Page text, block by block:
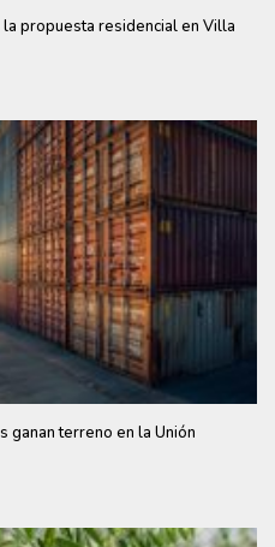
propuesta residencial en Villa
ganan terreno en la Unión